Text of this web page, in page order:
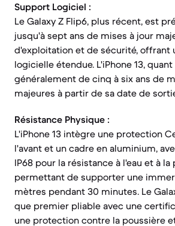
Support Logiciel :
Le Galaxy Z Flip6, plus récent, est
jusqu'à sept ans de mises à jour
d'exploitation et de sécurité, offrant
logicielle étendue. L'iPhone 13,
généralement de cinq à six ans de
majeures à partir de sa date de
Résistance Physique :
L'iPhone 13 intègre une protection
l'avant et un cadre en aluminium,
IP68 pour la résistance à l'eau et à la
permettant de supporter une
mètres pendant 30 minutes. Le
que premier pliable avec une
une protection contre la poussière